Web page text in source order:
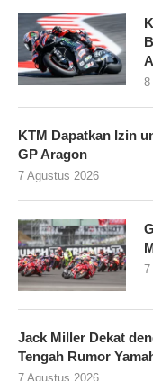
8
KTM Dapatkan Izin
GP Aragon
7 Agustus 2026
7
Jack Miller Dekat
Tengah Rumor
7 Agustus 2026